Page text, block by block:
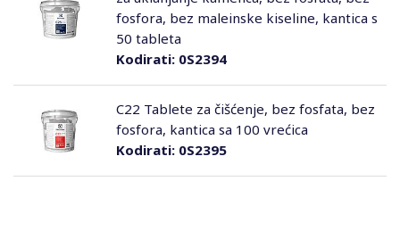
Kodirati:0S2394
fosfora, bez maleinske kiseline, kantica s
50 tableta
Kodirati:0S2395
C22 Tablete za čišćenje, bez fosfata, bez
fosfora, kantica sa 100 vrećica